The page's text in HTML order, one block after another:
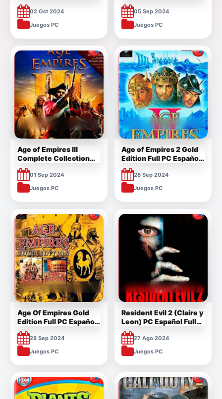
02 Oct 2024
Juegos PC
05 Sep 2024
Juegos PC
Age of Empires III
Complete Collection
Español Full [Mega]
01 Sep 2024
Juegos PC
Age of Empires 2 Gold
Edition Full PC Español
1 Link
28 Sep 2024
Juegos PC
Age Of Empires Gold
Edition Full PC Español
ISO
28 Sep 2024
Juegos PC
Resident Evil 2 (Claire y
Leon) PC Español Full
Mega
27 Ago 2024
Juegos PC